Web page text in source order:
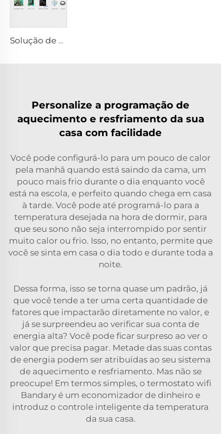
Solução de Sistema de Bomba de Calor de Fonte de Ar/Resfriador com Inversor DC
Personalize a programação de
aquecimento e resfriamento da sua
casa com facilidade
Você pode configurá-lo para um pouco de calor
pela manhã quando está saindo da cama, um
pouco mais frio durante o dia enquanto você
está na escola, e perfeito quando chega em casa
à tarde. Você pode até programá-lo para a
temperatura desejada na hora de dormir, para
que seu sono não seja interrompido por sentir
muito calor ou frio. Isso, no entanto, permite que
você se sinta em casa o dia todo e durante toda a
noite.
Dessa forma, isso se torna quase um padrão, já
que você tende a ter uma certa quantidade de
fatores que impactarão diretamente no valor, e
já se surpreendeu ao verificar sua conta de
energia alta? Você pode ficar surpreso ao ver o
valor que precisa pagar. Metade das suas contas
de energia podem ser atribuídas ao seu sistema
de aquecimento e resfriamento. Mas não se
preocupe! Em termos simples, o termostato wifi
Bandary é um economizador de dinheiro e
introduz o controle inteligente da temperatura
da sua casa.